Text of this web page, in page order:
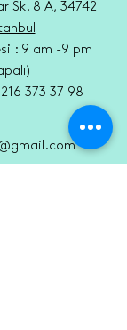
Sk. 8 A, 34742
: 9 am -9 pm
373 37 98